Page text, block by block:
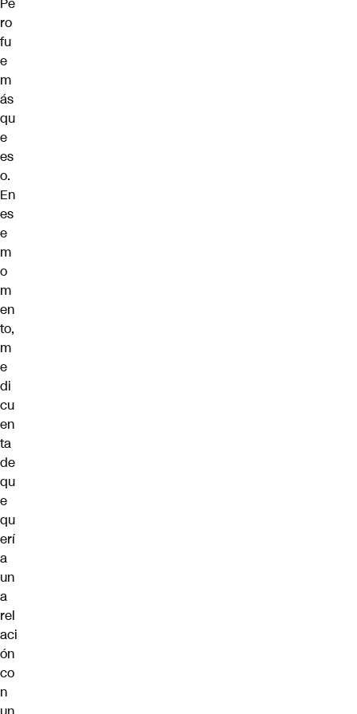
Pe
ro
fu
e
m
ás
qu
e
es
o.
En
es
e
m
o
m
en
to,
m
e
di
cu
en
ta
de
qu
e
qu
erí
a
un
a
rel
aci
ón
co
n